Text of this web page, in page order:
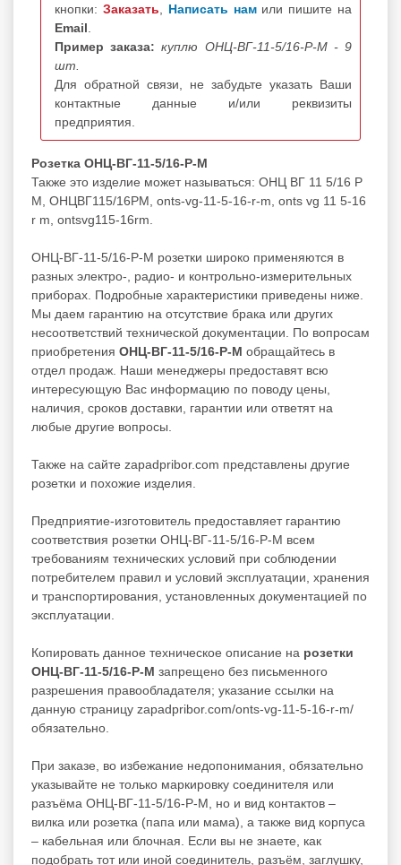
кнопки: Заказать Написать нам или пишите на
Email
Пример заказа: куплю ОНЦ-ВГ-11-5/16-Р-М - 9
шт.
Для обратной связи, не забудьте указать Ваши
контактные данные и/или реквизиты
предприятия.
Розетка ОНЦ-ВГ-11-5/16-Р-М
Также это изделие может называться: ОНЦ ВГ 11 5/16 Р
М, ОНЦВГ115/16РМ, onts-vg-11-5-16-r-m, onts vg 11 5-16
r m, ontsvg115-16rm.
ОНЦ-ВГ-11-5/16-Р-М розетки широко применяются в
разных электро-, радио- и контрольно-измерительных
приборах. Подробные характеристики приведены ниже.
Мы даем гарантию на отсутствие брака или других
несоответствий технической документации. По вопросам
приобретения ОНЦ-ВГ-11-5/16-Р-М обращайтесь в
отдел продаж. Наши менеджеры предоставят всю
интересующую Вас информацию по поводу цены,
наличия, сроков доставки, гарантии или ответят на
любые другие вопросы.
Также на сайте zapadpribor.com представлены другие
розетки и похожие изделия.
Предприятие-изготовитель предоставляет гарантию
соответствия розетки ОНЦ-ВГ-11-5/16-Р-М всем
требованиям технических условий при соблюдении
потребителем правил и условий эксплуатации, хранения
и транспортирования, установленных документацией по
эксплуатации.
Копировать данное техническое описание на розетки
ОНЦ-ВГ-11-5/16-Р-М запрещено без письменного
разрешения правообладателя; указание ссылки на
данную страницу zapadpribor.com/onts-vg-11-5-16-r-m/
обязательно.
При заказе, во избежание недопонимания, обязательно
указывайте не только маркировку соединителя или
разъёма ОНЦ-ВГ-11-5/16-Р-М, но и вид контактов –
вилка или розетка (папа или мама), а также вид корпуса
– кабельная или блочная. Если вы не знаете, как
подобрать тот или иной соединитель, разъём, заглушку,